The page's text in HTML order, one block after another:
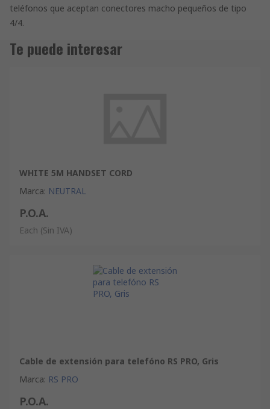
teléfonos que aceptan conectores macho pequeños de tipo
4/4.
Te puede interesar
WHITE 5M HANDSET CORD
Marca: NEUTRAL
P.O.A.
Each (Sin IVA)
Cable de extensión para telefóno RS PRO, Gris
Marca: RS PRO
P.O.A.